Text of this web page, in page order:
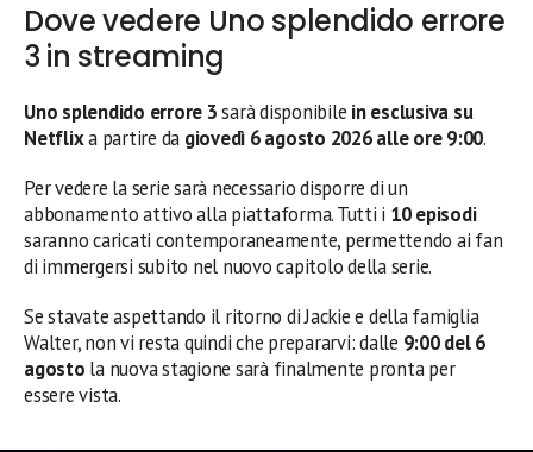
Dove vedere Uno splendido errore
3 in streaming
Uno splendido errore 3sarà disponibile in esclusiva su
Netflixa partire da giovedì 6 agosto 2026 alle ore 9:00.
Per vedere la serie sarà necessario disporre di un
abbonamento attivo alla piattaforma. Tutti i 10 episodi
saranno caricati contemporaneamente, permettendo ai fan
di immergersi subito nel nuovo capitolo della serie.
Se stavate aspettando il ritorno di Jackie e della famiglia
Walter, non vi resta quindi che prepararvi: dalle 9:00 del 6
agosto la nuova stagione sarà finalmente pronta per
essere vista.